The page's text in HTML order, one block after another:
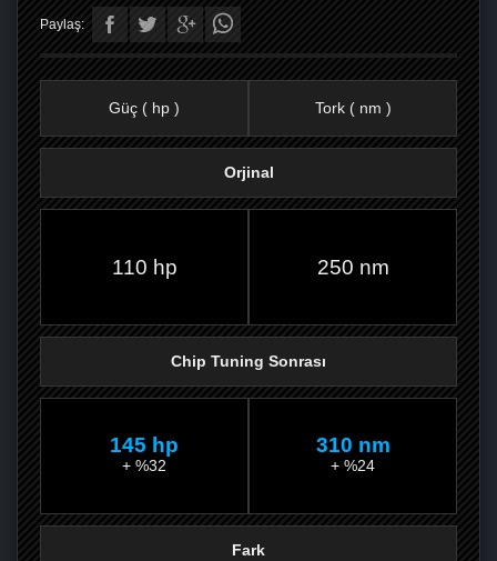
Paylaş:
Güç ( hp ) Tork ( nm )
Orjinal
110 hp 250 nm
Chip Tuning Sonrası
145 hp
+ %32
310 nm
+ %24
Fark